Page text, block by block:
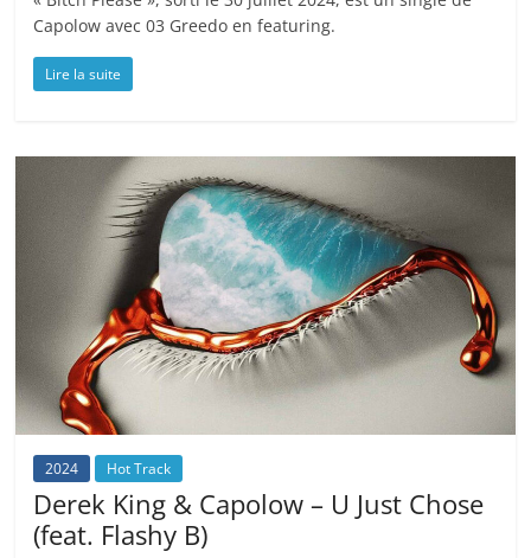
Capolow avec 03 Greedo en featuring.
Lire la suite
2024 Hot Track
Derek King & Capolow – U Just Chose
(feat. Flashy B)